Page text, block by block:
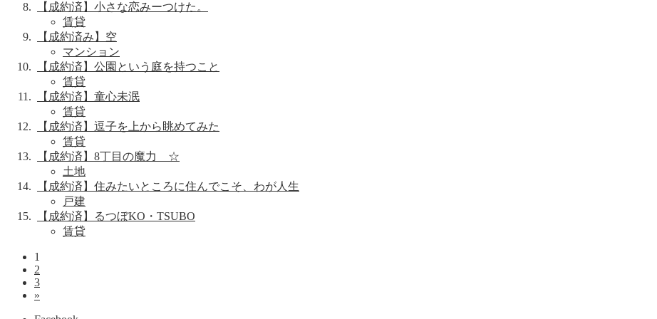
【成約済】小さな恋みーつけた。
賃貸
【成約済み】空
マンション
【成約済】公園という庭を持つこと
賃貸
【成約済】童心未泯
賃貸
【成約済】逗子を上から眺めてみた
賃貸
【成約済】8丁目の魔力 ☆
土地
【成約済】住みたいところに住んでこそ、わが人生
戸建
【成約済】るつぼKO・TSUBO
賃貸
1
2
3
»